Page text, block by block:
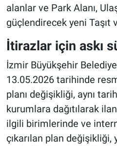
alanlar ve Park Alanı,
güçlendirecek yeni Taşıt
İtirazlar için askı
İzmir Büyükşehir
13.05.2026 tarihinde
planı değişikliği, aynı
kurumlara dağıtılarak
ilgili birimlerinde ve
çıkarılan plan değişikliği,